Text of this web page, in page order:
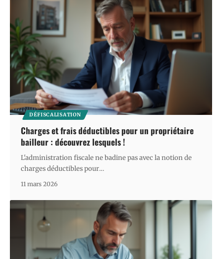
DÉFISCALISATION
Charges et frais déductibles pour un propriétaire
bailleur : découvrez lesquels !
L'administration fiscale ne badine pas avec la notion de
charges déductibles pour…
11 mars 2026